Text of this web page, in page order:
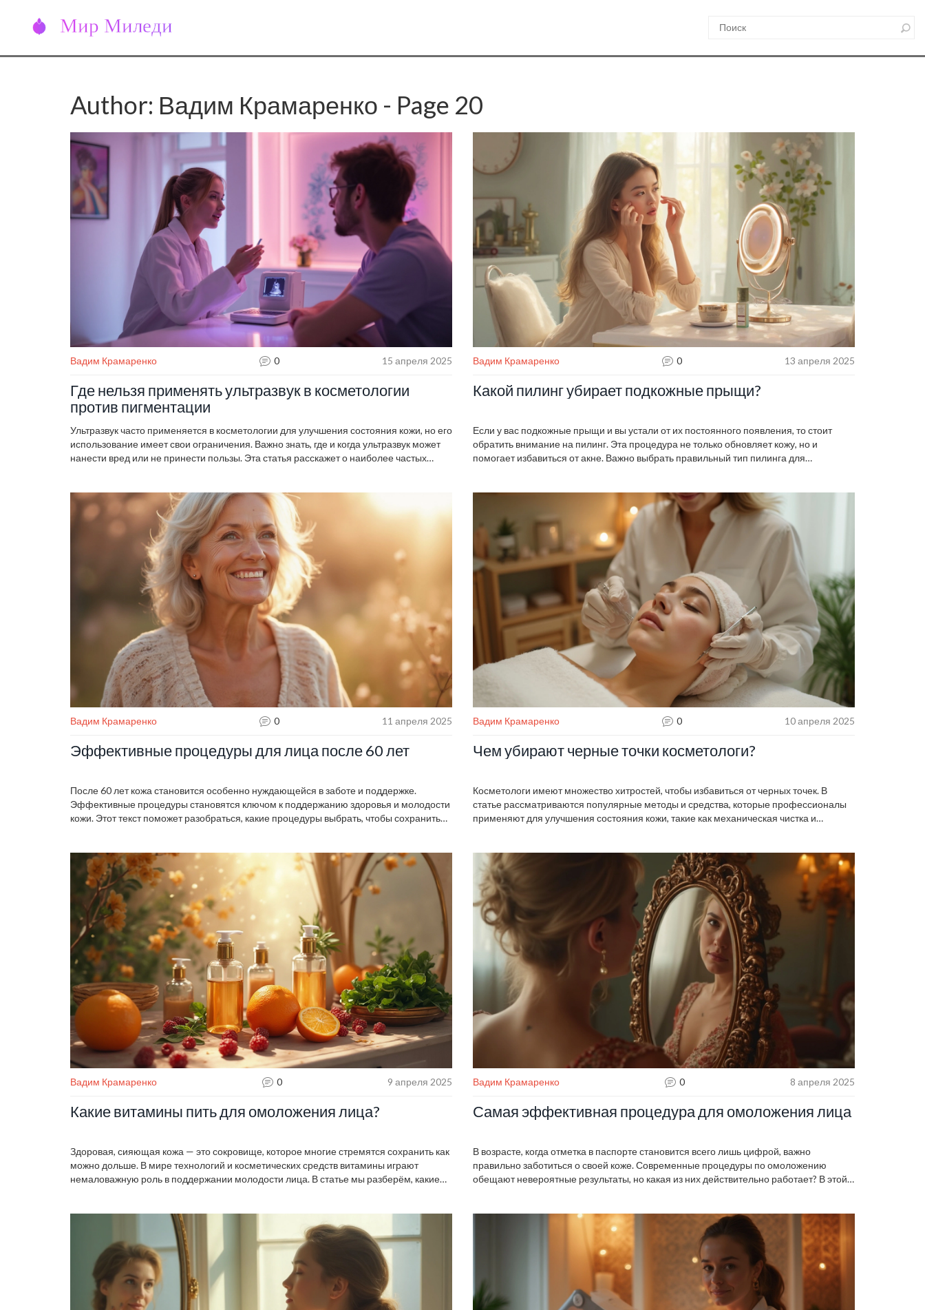
Author: Вадим Крамаренко - Page 20
Вадим Крамаренко 0 15 апреля 2025
Где нельзя применять ультразвук в косметологии
против пигментации
Ультразвук часто применяется в косметологии для улучшения состояния кожи, но его
использование имеет свои ограничения. Важно знать, где и когда ультразвук может
нанести вред или не принести пользы. Эта статья расскажет о наиболее частых
безопасно и эффективно.
Вадим Крамаренко 0 13 апреля 2025
Какой пилинг убирает подкожные прыщи?
Если у вас подкожные прыщи и вы устали от их постоянного появления, то стоит
обратить внимание на пилинг. Эта процедура не только обновляет кожу, но и
помогает избавиться от акне. Важно выбрать правильный тип пилинга для
Вадим Крамаренко 0 11 апреля 2025
Эффективные процедуры для лица после 60 лет
После 60 лет кожа становится особенно нуждающейся в заботе и поддержке.
Эффективные процедуры становятся ключом к поддержанию здоровья и молодости
кожи. Этот текст поможет разобраться, какие процедуры выбрать, чтобы сохранить
чтобы узнать, как лучше ухаживать за кожей после 60 лет.
Вадим Крамаренко 0 10 апреля 2025
Чем убирают черные точки косметологи?
Косметологи имеют множество хитростей, чтобы избавиться от черных точек. В
статье рассматриваются популярные методы и средства, которые профессионалы
применяют для улучшения состояния кожи, такие как механическая чистка и
полезные советы по поддержанию кожи в идеальном состоянии.
Вадим Крамаренко 0 9 апреля 2025
Какие витамины пить для омоложения лица?
Здоровая, сияющая кожа — это сокровище, которое многие стремятся сохранить как
можно дольше. В мире технологий и косметических средств витамины играют
немаловажную роль в поддержании молодости лица. В статье мы разберём, какие
замедлению признаков старения и поддерживают кожу в тонусе.
Вадим Крамаренко 0 8 апреля 2025
Самая эффективная процедура для омоложения лица
В возрасте, когда отметка в паспорте становится всего лишь цифрой, важно
правильно заботиться о своей коже. Современные процедуры по омоложению
обещают невероятные результаты, но какая из них действительно работает? В этой
Узнайте, как каждая из этих процедур может помочь сохранить молодость и свежесть